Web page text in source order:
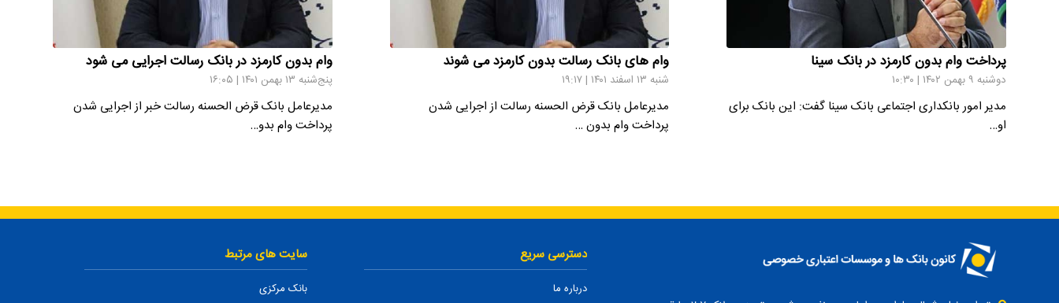
پرداخت وام بدون کارمزد در بانک سینا
دوشنبه ۹ بهمن ۱۴۰۲ | ۱۰:۳۰
مدیر امور بانکداری اجتماعی بانک سینا گفت: این بانک برای
او…
وام های بانک رسالت بدون کارمزد می شوند
شنبه ۱۳ اسفند ۱۴۰۱ | ۱۹:۱۷
مدیرعامل بانک قرض الحسنه رسالت از اجرایی شدن
پرداخت وام بدون …
وام بدون کارمزد در بانک رسالت اجرایی می شود
پنج‌شنبه ۱۳ بهمن ۱۴۰۱ | ۱۶:۰۵
مدیرعامل بانک قرض الحسنه رسالت خبر از اجرایی شدن
پرداخت وام بدو…
دسترسی سریع
درباره ما
سایت های مرتبط
بانک مرکزی